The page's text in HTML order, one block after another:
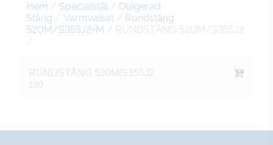
Hem / Specialstål / Olegerad
Stång / Varmvalsat / Rundstång
520M/S355J2+M / RUNDSTÅNG 520M/S355J2
/
RUNDSTÅNG 520M/S355J2
130